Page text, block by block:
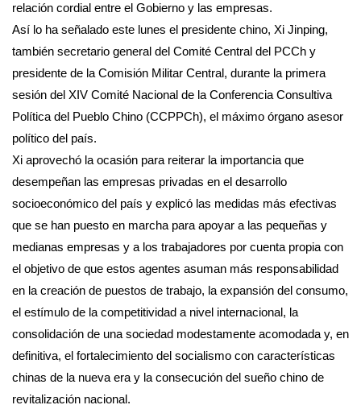
relación cordial entre el Gobierno y las empresas.
Así lo ha señalado este lunes el presidente chino, Xi Jinping,
también secretario general del Comité Central del PCCh y
presidente de la Comisión Militar Central, durante la primera
sesión del XIV Comité Nacional de la Conferencia Consultiva
Política del Pueblo Chino (CCPPCh), el máximo órgano asesor
político del país.
Xi aprovechó la ocasión para reiterar la importancia que
desempeñan las empresas privadas en el desarrollo
socioeconómico del país y explicó las medidas más efectivas
que se han puesto en marcha para apoyar a las pequeñas y
medianas empresas y a los trabajadores por cuenta propia con
el objetivo de que estos agentes asuman más responsabilidad
en la creación de puestos de trabajo, la expansión del consumo,
el estímulo de la competitividad a nivel internacional, la
consolidación de una sociedad modestamente acomodada y, en
definitiva, el fortalecimiento del socialismo con características
chinas de la nueva era y la consecución del sueño chino de
revitalización nacional.